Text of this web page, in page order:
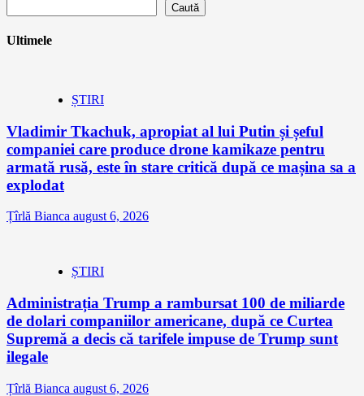
Caută
Ultimele
ȘTIRI
Vladimir Tkachuk, apropiat al lui Putin și șeful
companiei care produce drone kamikaze pentru
armată rusă, este în stare critică după ce mașina sa a
explodat
Țîrlă Bianca august 6, 2026
ȘTIRI
Administrația Trump a rambursat 100 de miliarde
de dolari companiilor americane, după ce Curtea
Supremă a decis că tarifele impuse de Trump sunt
ilegale
Țîrlă Bianca august 6, 2026